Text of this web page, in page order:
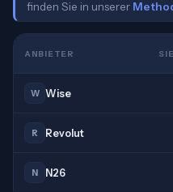
finden Sie in unserer
ANBIETER
W Wise
R Revolut
N N26